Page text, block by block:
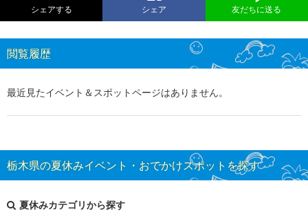
シェアする シェア 友だちに送る
閲覧履歴
最近見たイベント＆スポットページはありません。
栃木県の夏休みイベント・おでかけスポットを探す
夏休みカテゴリから探す